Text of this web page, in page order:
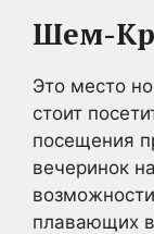
Шем-
Это место
стоит
посещения
вечеринок
плавающих